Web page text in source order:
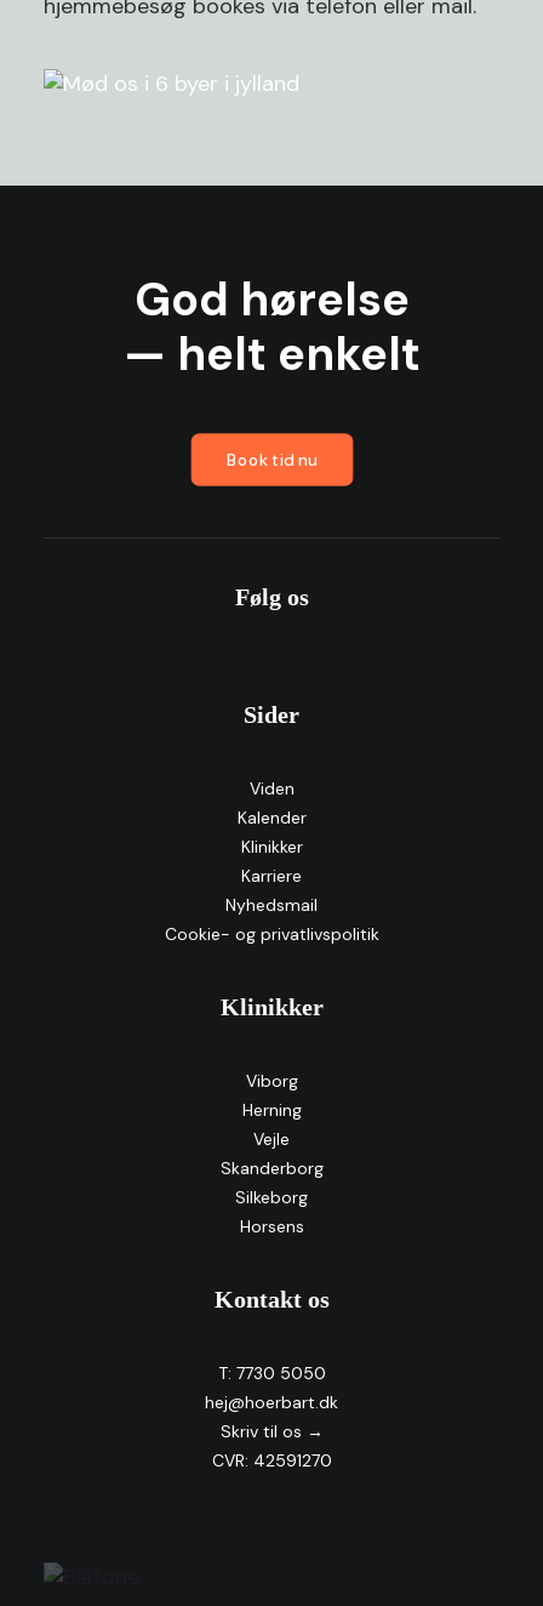
hjemmebesøg bookes via telefon eller mail.
God hørelse
— helt enkelt
Book tid nu
Følg os
Sider
Viden
Kalender
Klinikker
Karriere
Nyhedsmail
Cookie- og privatlivspolitik
Klinikker
Viborg
Herning
Vejle
Skanderborg
Silkeborg
Horsens
Kontakt os
T: 7730 5050
hej@hoerbart.dk
Skriv til os →
CVR: 42591270